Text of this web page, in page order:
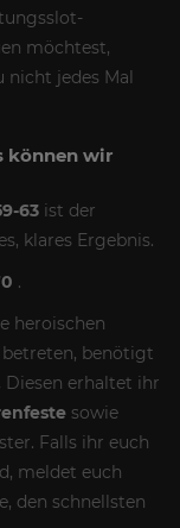
möchtest,
nicht jedes Mal
können wir
63 ist der
klares Ergebnis.
.
heroischen
benötigt
Diesen erhaltet ihr
sowie
Falls ihr euch
meldet euch
den schnellsten